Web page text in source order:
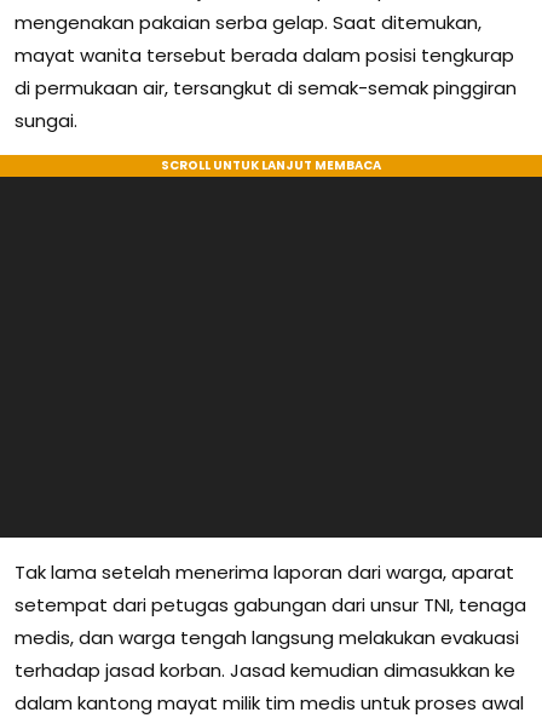
mengenakan pakaian serba gelap. Saat ditemukan,
mayat wanita tersebut berada dalam posisi tengkurap
di permukaan air, tersangkut di semak-semak pinggiran
sungai.
Tak lama setelah menerima laporan dari warga, aparat
setempat dari petugas gabungan dari unsur TNI, tenaga
medis, dan warga tengah langsung melakukan evakuasi
terhadap jasad korban. Jasad kemudian dimasukkan ke
dalam kantong mayat milik tim medis untuk proses awal